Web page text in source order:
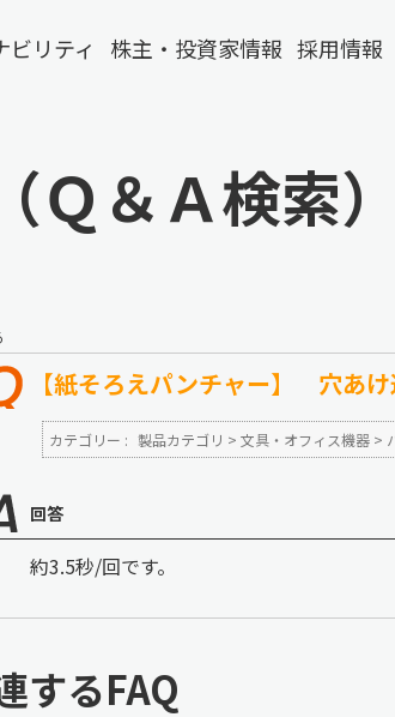
ビリティ 株主・投資家情報 採用情報
＆Ａ検索）
【紙そろえパンチャー】 穴あ
カテゴリー : 製品カテゴリ > 文具・オフィス機器 >
回答
約3.5秒/回です。
するFAQ